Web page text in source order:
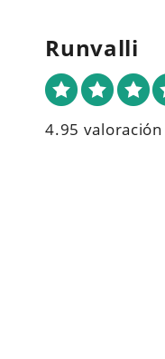
Runvalli
4.95 valoración